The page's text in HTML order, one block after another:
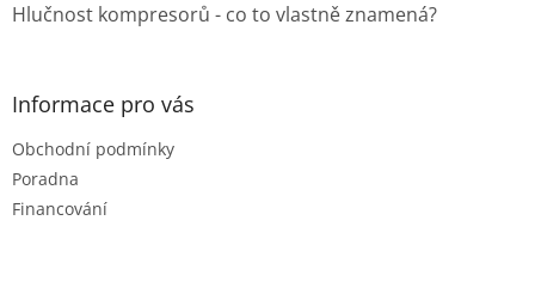
Hlučnost kompresorů - co to vlastně znamená?
Informace pro vás
Obchodní podmínky
Poradna
Financování